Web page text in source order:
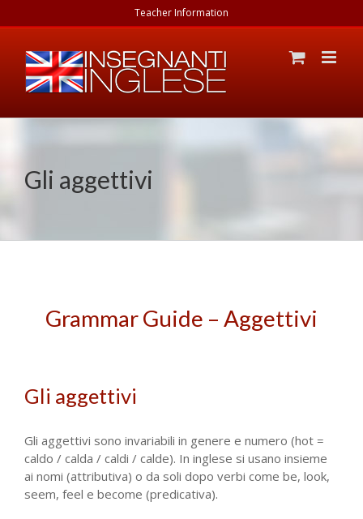
to
Teacher Information
Gli aggettivi
Grammar Guide – Aggettivi
Gli aggettivi
Gli aggettivi sono invariabili in genere e numero (hot =
caldo / calda / caldi / calde). In inglese si usano insieme
ai nomi (attributiva) o da soli dopo verbi come be, look,
seem, feel e become (predicativa).